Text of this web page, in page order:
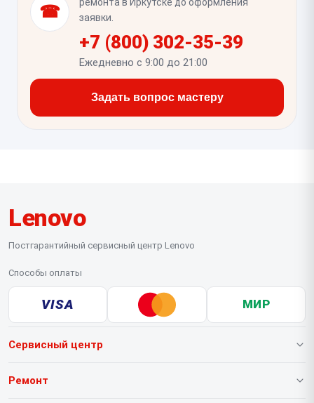
поверхности и отсутствие ложных нажатий по
краям.
☎
заявки.
+7 (800) 302-35-39
Ежедневно с 9:00 до 21:00
Задать вопрос мастеру
Lenovo
Постгарантийный сервисный центр Lenovo
Способы оплаты
VISA МИР
Сервисный центр
О нашем сервисе
Ремонт